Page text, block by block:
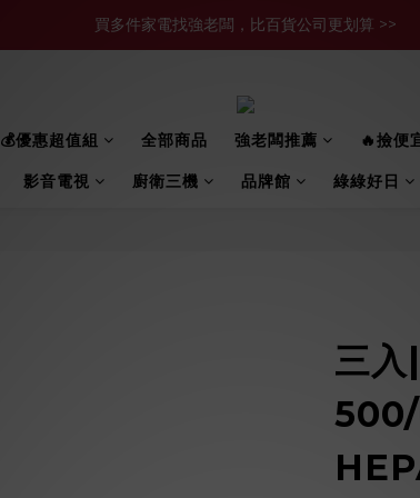
買多件家電找強老闆，比百貨公司更划算 >>
官網現金轉帳優惠 結帳輸【YHH02】再享2%優惠
💰優惠超值組 全部商品 強老闆推薦 🔥撿便
影音電視 廚衛三機 品牌館 綠綠好日
三